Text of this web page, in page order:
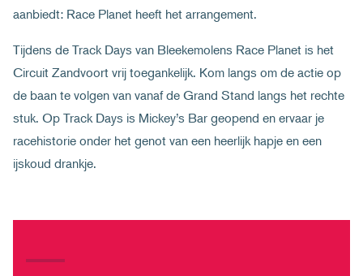
aanbiedt: Race Planet heeft het arrangement.
Tijdens de Track Days van Bleekemolens Race Planet is het
Circuit Zandvoort vrij toegankelijk. Kom langs om de actie op
de baan te volgen van vanaf de Grand Stand langs het rechte
stuk. Op Track Days is Mickey’s Bar geopend en ervaar je
racehistorie onder het genot van een heerlijk hapje en een
ijskoud drankje.